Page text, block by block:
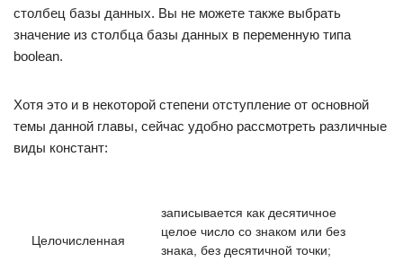
столбец базы данных. Вы не можете также выбрать
значение из столбца базы данных в переменную типа
boolean.
Хотя это и в некоторой степени отступление от основной
темы данной главы, сейчас удобно рассмотреть различные
виды констант:
Целочисленная
записывается как десятичное
целое число со знаком или без
знака, без десятичной точки;